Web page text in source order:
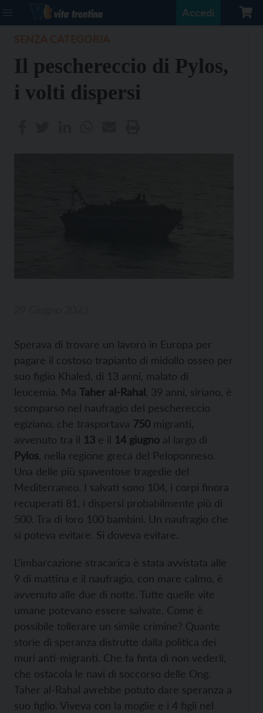
Accedi
Il peschereccio di Pylos,
i volti dispersi
Sperava di trovare un lavoro in Europa per
pagare il costoso trapianto di midollo osseo per
suo figlio Khaled, di 13 anni, malato di
leucemia. Ma Taher al-Rahal , 39 anni, siriano, è
scomparso nel naufragio del peschereccio
egiziano, che trasportava 750 migranti,
avvenuto tra il 13 e il 14 giugno al largo di
Pylos , nella regione greca del Peloponneso.
Una delle più spaventose tragedie del
Mediterraneo. I salvati sono 104, i corpi finora
recuperati 81, i dispersi probabilmente più di
500. Tra di loro 100 bambini. Un naufragio che
si poteva evitare. Si doveva evitare.
L’imbarcazione stracarica è stata avvistata alle
9 di mattina e il naufragio, con mare calmo, è
avvenuto alle due di notte. Tutte quelle vite
umane potevano essere salvate. Come è
possibile tollerare un simile crimine? Quante
storie di speranza distrutte dalla politica dei
muri anti-migranti. Che fa finta di non vederli,
che ostacola le navi di soccorso delle Ong.
Taher al-Rahal avrebbe potuto dare speranza a
suo figlio. Viveva con la moglie e i 4 figli nel